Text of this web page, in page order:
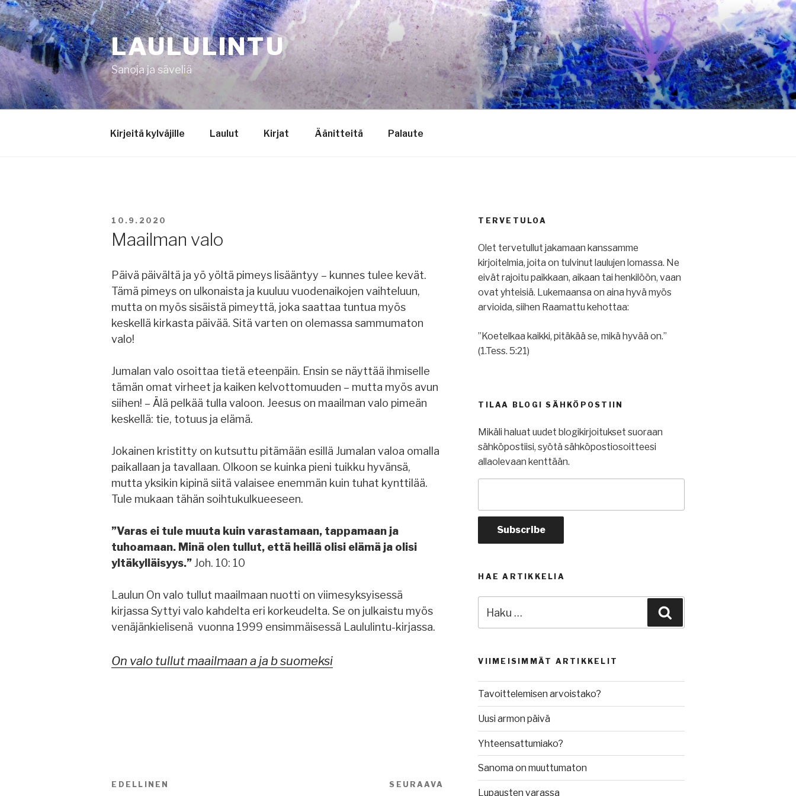
Siirry
sisältöön
LAULULINTU
Sanoja ja säveliä
Kirjeitä kylväjille Laulut Kirjat Äänitteitä Palaute
JULKAISTU
10.9.2020
Maailman valo
Päivä päivältä ja yö yöltä pimeys lisääntyy – kunnes tulee kevät.
Tämä pimeys on ulkonaista ja kuuluu vuodenaikojen vaihteluun,
mutta on myös sisäistä pimeyttä, joka saattaa tuntua myös
keskellä kirkasta päivää. Sitä varten on olemassa sammumaton
valo!
Jumalan valo osoittaa tietä eteenpäin. Ensin se näyttää ihmiselle
tämän omat virheet ja kaiken kelvottomuuden – mutta myös avun
siihen! – Älä pelkää tulla valoon. Jeesus on maailman valo pimeän
keskellä: tie, totuus ja elämä.
Jokainen kristitty on kutsuttu pitämään esillä Jumalan valoa omalla
paikallaan ja tavallaan. Olkoon se kuinka pieni tuikku hyvänsä,
mutta yksikin kipinä siitä valaisee enemmän kuin tuhat kynttilää.
Tule mukaan tähän soihtukulkueeseen.
”Varas ei tule muuta kuin varastamaan, tappamaan ja
tuhoamaan. Minä olen tullut, että heillä olisi elämä ja olisi
yltäkylläisyys.”Joh. 10: 10
Laulun On valo tullut maailmaan nuotti on viimesyksyisessä
kirjassa Syttyi valo kahdelta eri korkeudelta. Se on julkaistu myös
venäjänkielisenä vuonna 1999 ensimmäisessä Laululintu-kirjassa.
On valo tullut maailmaan a ja b suomeksi
Artikkelien
Edellinen
EDELLINEN Seuraava
SEURAAVA
TERVETULOA
Olet tervetullut jakamaan kanssamme
kirjoitelmia, joita on tulvinut laulujen lomassa. Ne
eivät rajoitu paikkaan, aikaan tai henkilöön, vaan
ovat yhteisiä. Lukemaansa on aina hyvä myös
arvioida, siihen Raamattu kehottaa:
”Koetelkaa kaikki, pitäkää se, mikä hyvää on.”
(1.Tess. 5:21)
TILAA BLOGI SÄHKÖPOSTIIN
Mikäli haluat uudet blogikirjoitukset suoraan
sähköpostiisi, syötä sähköpostiosoitteesi
allaolevaan kenttään.
HAE ARTIKKELIA
VIIMEISIMMÄT ARTIKKELIT
Tavoittelemisen arvoistako?
Uusi armon päivä
Yhteensattumiako?
Sanoma on muuttumaton
Lupausten varassa